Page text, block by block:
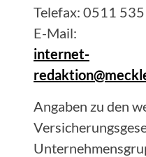
Telefax: 0511
E-Mail:
internet-
Angaben zu den